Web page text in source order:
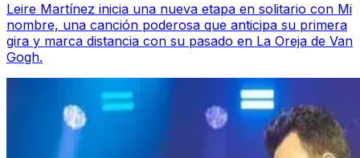
Leire Martínez inicia una nueva etapa en solitario con Mi
nombre, una canción poderosa que anticipa su primera
gira y marca distancia con su pasado en La Oreja de Van
Gogh.